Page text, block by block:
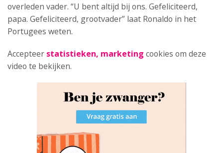
overleden vader. “U bent altijd bij ons. Gefeliciteerd,
papa. Gefeliciteerd, grootvader” laat Ronaldo in het
Portugees weten.
Accepteer statistieken, marketing cookies om deze
video te bekijken.